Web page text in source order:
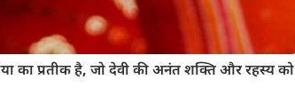
का प्रतीक है, जो देवी की अनंत शक्ति और रहस्य को